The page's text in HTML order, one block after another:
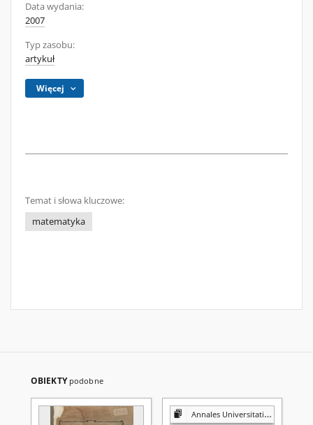
Data wydania:
2007
Typ zasobu:
artykuł
Więcej
Temat i słowa kluczowe:
matematyka
OBIEKTY podobne
Annales Universitatis Mariae Curie-Skłodowska. Sectio A, Mathematica